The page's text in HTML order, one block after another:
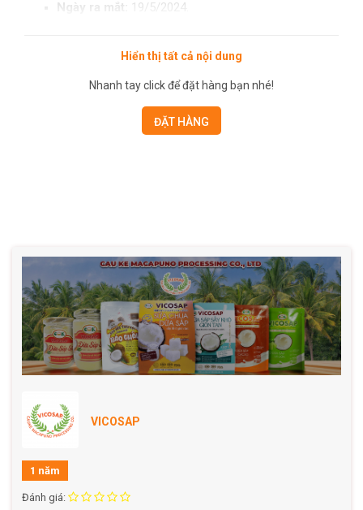
Ngày ra mắt:
19/5/2024.
Không dùng đường tinh luyện:Đây là dòng kẹo
phù hợp cho người kiêng đường hoặc không thích đồ
màu hay hương nhân tạo, đảm bảo an toàn và tự
Hàm lượng mạch nha thấp:Viên kẹo mềm dẻo,
nhanh tan, vị ngọt thanh của mật hoa và béo nhẹ từ
nước cốt dừa.
Lợi ích sức khỏe:
Mật hoa dừa:
dịu, không gắt, giàu khoáng chất như natri, kali,
Cơm dừa sáp:
tim mạch, thần kinh, xương khớp, và hỗ trợ hoạt
Hiển thị tất cả nội dung
Nhanh tay click để đặt hàng bạn nhé!
ĐẶT HÀNG
VICOSAP
1 năm
Đánh giá: